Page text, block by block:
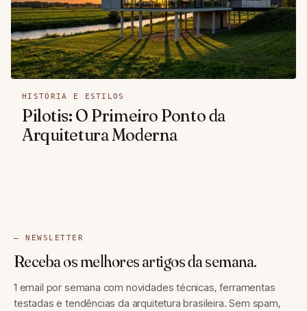
HISTÓRIA E ESTILOS
Pilotis: O Primeiro Ponto da
Arquitetura Moderna
— NEWSLETTER
Receba os melhores artigos da semana.
1 email por semana com novidades técnicas, ferramentas
testadas e tendências da arquitetura brasileira. Sem spam,